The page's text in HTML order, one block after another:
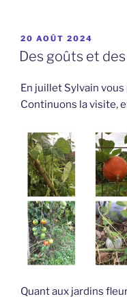
PUBLIÉ
LE
20 AOÛT 2024
Des goûts et
En juillet Sylvain
Continuons la visite,
Quant aux jardins